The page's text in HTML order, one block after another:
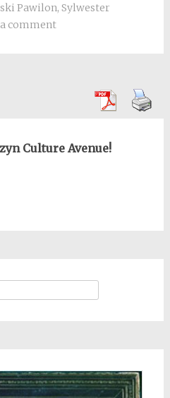
Pawilon, Sylwester
comment
Culture Avenue!